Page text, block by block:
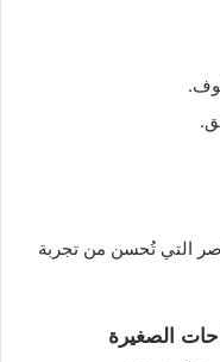
التي تُحسن من تجربة